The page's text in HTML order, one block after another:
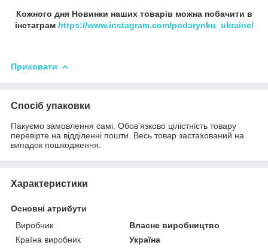
Кожного дня Новинки наших товарів можна побачити в
інстаграм https://www.instagram.com/podarynku_ukraine/
Приховати
Спосіб упаковки
Пакуємо замовлення самі. Обов'язково цілістність товару
перевірте на відділенні пошти. Весь товар застахований на
випадок пошкодження.
Характеристики
Основні атрибути
Виробник
Власне виробництво
Країна виробник
Україна